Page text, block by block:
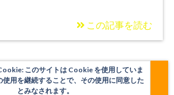
この記事を読む
このサイトは Cookie を使用していま
使用を継続することで、その使用に同意した
とみなされます。